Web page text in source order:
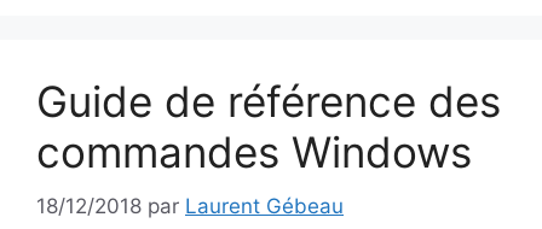
Guide de référence des
commandes Windows
18/12/2018 par Laurent Gébeau